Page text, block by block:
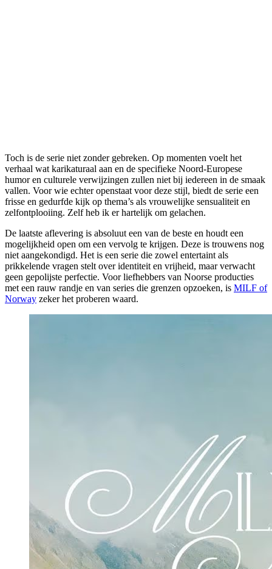
Toch is de serie niet zonder gebreken. Op momenten voelt het
verhaal wat karikaturaal aan en de specifieke Noord-Europese
humor en culturele verwijzingen zullen niet bij iedereen in de smaak
vallen. Voor wie echter openstaat voor deze stijl, biedt de serie een
frisse en gedurfde kijk op thema’s als vrouwelijke sensualiteit en
zelfontplooiing. Zelf heb ik er hartelijk om gelachen.
De laatste aflevering is absoluut een van de beste en houdt een
mogelijkheid open om een vervolg te krijgen. Deze is trouwens nog
niet aangekondigd. Het is een serie die zowel entertaint als
prikkelende vragen stelt over identiteit en vrijheid, maar verwacht
geen gepolijste perfectie. Voor liefhebbers van Noorse producties
met een rauw randje en van series die grenzen opzoeken, is MILF of
Norway zeker het proberen waard.